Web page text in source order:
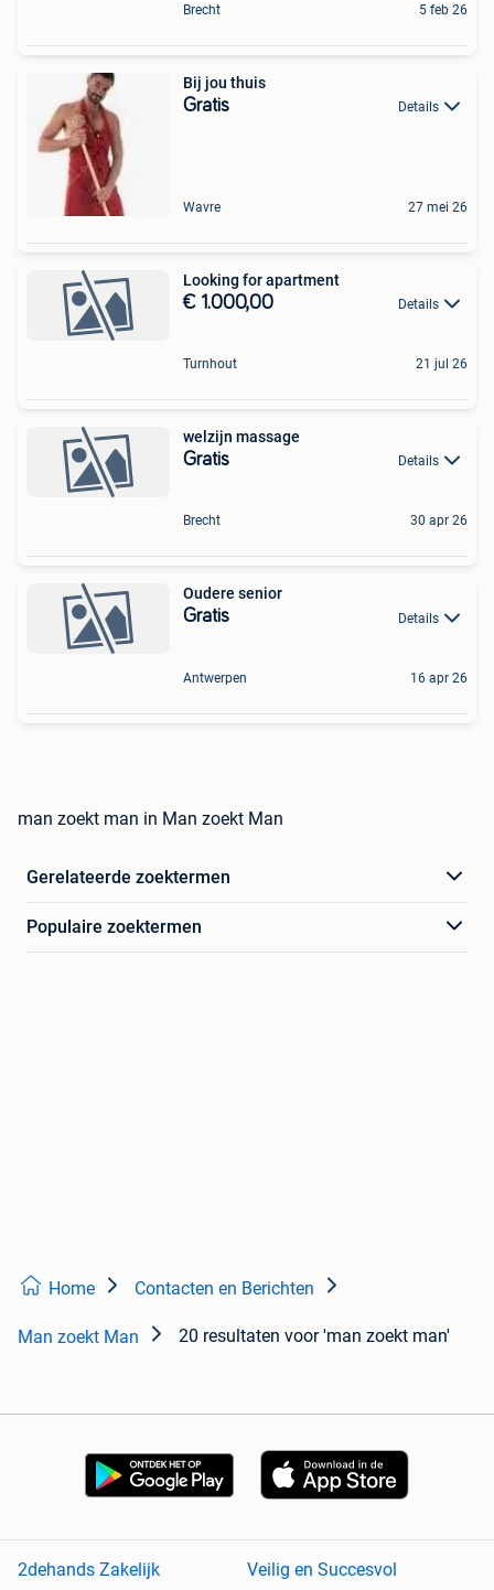
Brecht 5 feb 26
Bij jou thuis
Gratis Details
Wavre 27 mei 26
Looking for apartment
€ 1.000,00 Details
Turnhout 21 jul 26
welzijn massage
Gratis Details
Brecht 30 apr 26
Oudere senior
Gratis Details
Antwerpen 16 apr 26
man zoekt man in Man zoekt Man
Gerelateerde zoektermen
Populaire zoektermen
Home Contacten en Berichten
Man zoekt Man 20 resultaten voor 'man zoekt man'
2dehands Zakelijk Veilig en Succesvol